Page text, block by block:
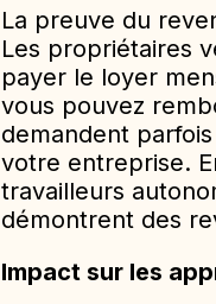
La preuve du
Les propriétaires
payer le loyer
vous pouvez
demandent
votre entreprise.
travailleurs
démontrent des
Impact sur les